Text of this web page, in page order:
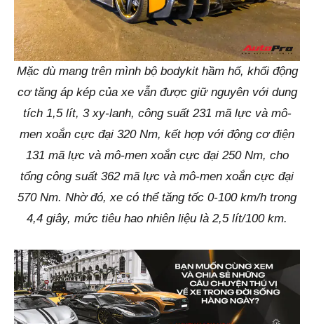
Mặc dù mang trên mình bộ bodykit hầm hố, khối động
cơ tăng áp kép của xe vẫn được giữ nguyên với dung
tích 1,5 lít, 3 xy-lanh, công suất 231 mã lực và mô-
men xoắn cực đại 320 Nm, kết hợp với động cơ điện
131 mã lực và mô-men xoắn cực đại 250 Nm, cho
tổng công suất 362 mã lực và mô-men xoắn cực đại
570 Nm. Nhờ đó, xe có thể tăng tốc 0-100 km/h trong
4,4 giây, mức tiêu hao nhiên liệu là 2,5 lít/100 km.